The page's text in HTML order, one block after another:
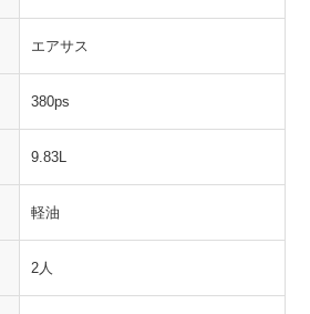
エアサス
380ps
9.83L
軽油
2人